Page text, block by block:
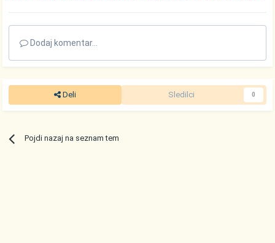
Dodaj komentar...
Deli Sledilci 0
Pojdi nazaj na seznam tem